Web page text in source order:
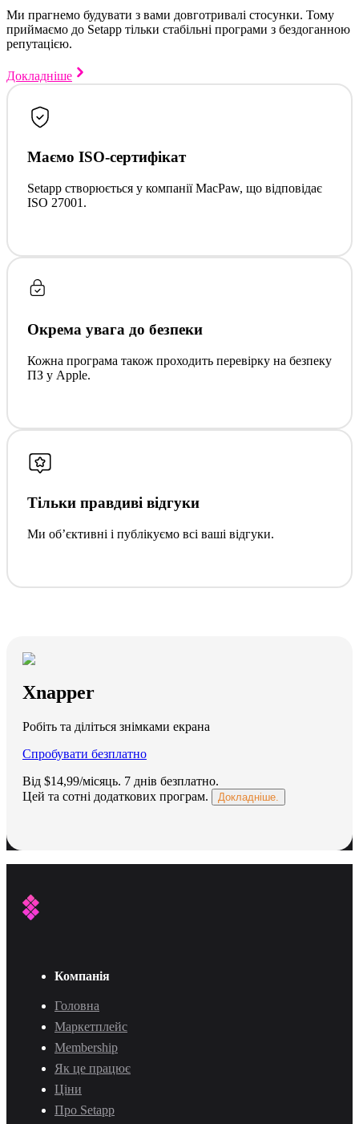
Ми прагнемо будувати з вами довготривалі стосунки. Тому
приймаємо до Setapp тільки стабільні програми з бездоганною
репутацією.
Докладніше
Маємо ISO-сертифікат
Setapp створюється у компанії MacPaw, що відповідає
ISO 27001.
Окрема увага до безпеки
Кожна програма також проходить перевірку на безпеку
ПЗ у Apple.
Тільки правдиві відгуки
Ми обʼєктивні і публікуємо всі ваші відгуки.
Xnapper
Робіть та діліться знімками екрана
Спробувати безплатно
Від $14,99/місяць. 7 днів безплатно.
Цей та сотні додаткових програм.
Докладніше.
Компанія
Головна
Маркетплейс
Membership
Як це працює
Ціни
Про Setapp